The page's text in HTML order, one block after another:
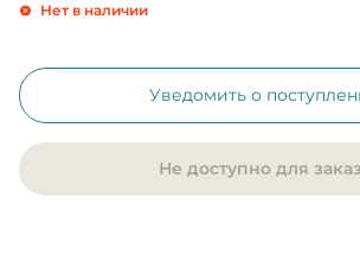
Нет в наличии
Уведомить о
Не доступно для